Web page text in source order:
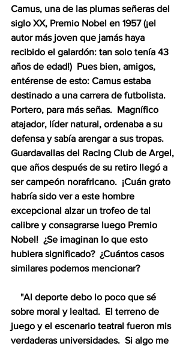
Camus, una de las plumas señeras del
siglo XX, Premio Nobel en 1957 (¡el
autor más joven que jamás haya
recibido el galardón: tan solo tenía 43
años de edad!)  Pues bien, amigos,
entérense de esto: Camus estaba
destinado a una carrera de futbolista.
Portero, para más señas.  Magnífico
atajador, líder natural, ordenaba a su
defensa y sabía arengar a sus tropas.
Guardavallas del Racing Club de Argel,
que años después de su retiro llegó a
ser campeón norafricano.  ¡Cuán grato
habría sido ver a este hombre
excepcional alzar un trofeo de tal
calibre y consagrarse luego Premio
Nobel!  ¿Se imaginan lo que esto
hubiera significado?  ¿Cuántos casos
similares podemos mencionar?
sobre moral y lealtad.  El terreno de
juego y el escenario teatral fueron mis
verdaderas universidades.  Si algo me